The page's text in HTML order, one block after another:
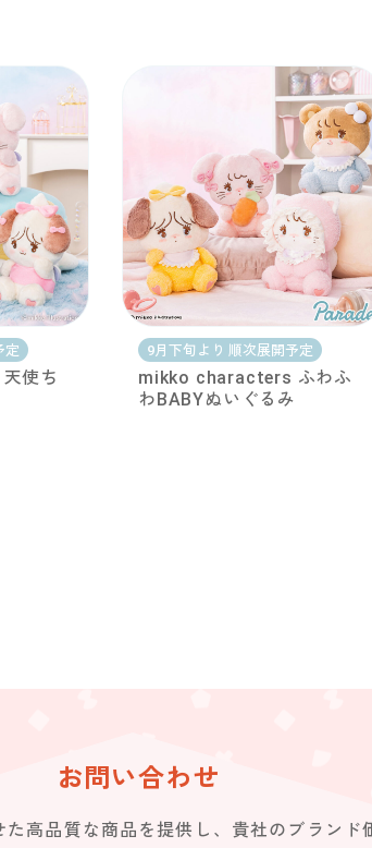
定
使ち
9月下旬より 順次展開予定
mikko characters ふわふ
わBABYぬいぐるみ
お問い合わせ
た高品質な商品を提供し、貴社のブランド